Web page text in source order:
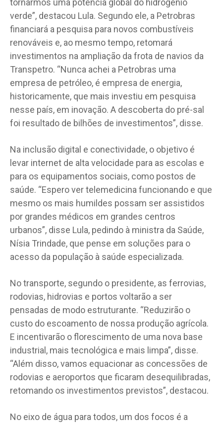
tornarmos uma potência global do hidrogênio
verde”, destacou Lula. Segundo ele, a Petrobras
financiará a pesquisa para novos combustíveis
renováveis e, ao mesmo tempo, retomará
investimentos na ampliação da frota de navios da
Transpetro. “Nunca achei a Petrobras uma
empresa de petróleo, é empresa de energia,
historicamente, que mais investiu em pesquisa
nesse país, em inovação. A descoberta do pré-sal
foi resultado de bilhões de investimentos”, disse.
Na inclusão digital e conectividade, o objetivo é
levar internet de alta velocidade para as escolas e
para os equipamentos sociais, como postos de
saúde. “Espero ver telemedicina funcionando e que
mesmo os mais humildes possam ser assistidos
por grandes médicos em grandes centros
urbanos”, disse Lula, pedindo à ministra da Saúde,
Nísia Trindade, que pense em soluções para o
acesso da população à saúde especializada.
No transporte, segundo o presidente, as ferrovias,
rodovias, hidrovias e portos voltarão a ser
pensadas de modo estruturante. “Reduzirão o
custo do escoamento de nossa produção agrícola.
E incentivarão o florescimento de uma nova base
industrial, mais tecnológica e mais limpa”, disse.
“Além disso, vamos equacionar as concessões de
rodovias e aeroportos que ficaram desequilibradas,
retomando os investimentos previstos”, destacou.
No eixo de água para todos, um dos focos é a